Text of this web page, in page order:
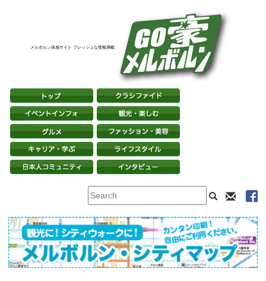
メルボルン体感サイト フレッシュな情報満載